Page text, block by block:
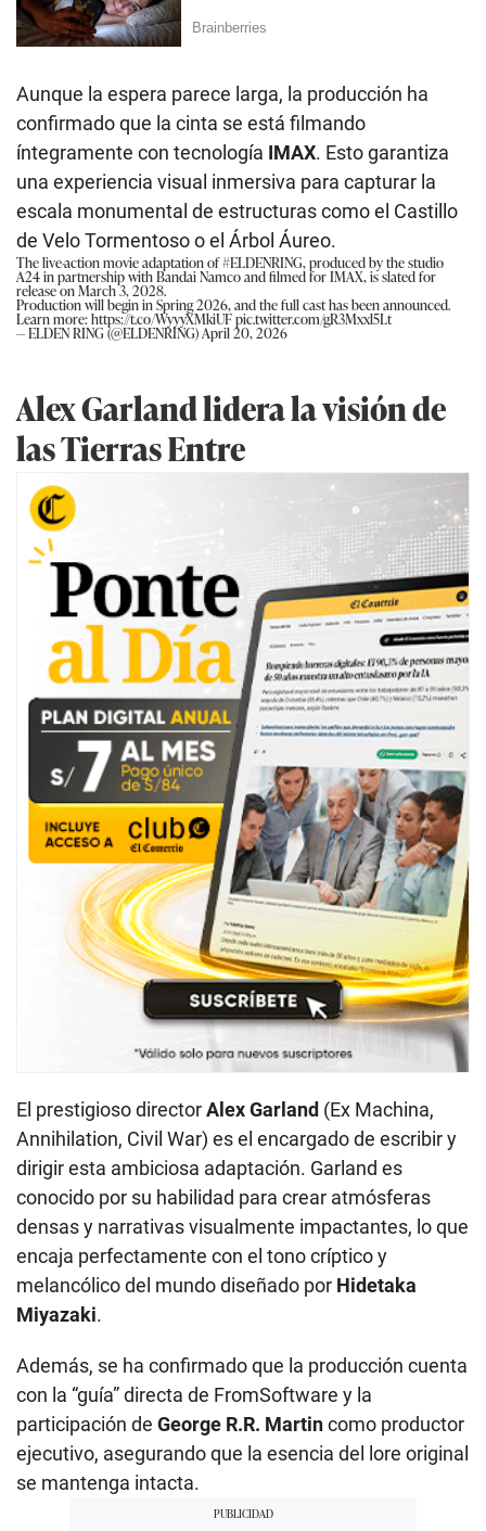
Aunque la espera parece larga, la producción ha
confirmado que la cinta se está filmando
íntegramente con tecnología IMAX. Esto garantiza
una experiencia visual inmersiva para capturar la
escala monumental de estructuras como el Castillo
de Velo Tormentoso o el Árbol Áureo.
The live-action movie adaptation of#ELDENRING, produced by the studio
A24 in partnership with Bandai Namco and filmed for IMAX, is slated for
release on March 3, 2028.
Production will begin in Spring 2026, and the full cast has been announced.
Learn more:https://t.co/WyyyXMkiUFpic.twitter.com/gR3Mxxl5Lt
— ELDEN RING (@ELDENRING)April 20, 2026
Alex Garland lidera la visión de
las Tierras Entre
El prestigioso directorAlex Garland (Ex Machina,
Annihilation, Civil War) es el encargado de escribir y
dirigir esta ambiciosa adaptación. Garland es
conocido por su habilidad para crear atmósferas
densas y narrativas visualmente impactantes, lo que
encaja perfectamente con el tono críptico y
melancólico del mundo diseñado por Hidetaka
Miyazaki.
Además, se ha confirmado que la producción cuenta
con la “guía” directa de FromSoftware y la
participación de George R.R. Martincomo productor
ejecutivo, asegurando que la esencia del lore original
se mantenga intacta.